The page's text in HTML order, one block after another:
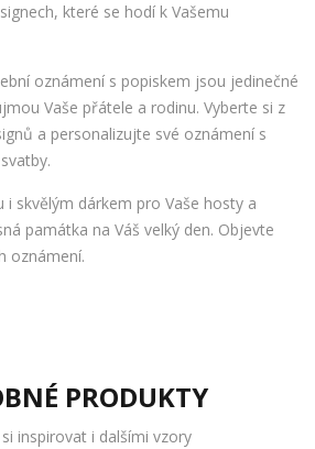
které se hodí k Vašemu
oznámení s popiskem jsou jedinečné
Vaše přátele a rodinu. Vyberte si z
a personalizujte své oznámení s
i skvělým dárkem pro Vaše hosty a
památka na Váš velký den. Objevte
oznámení.
PRODUKTY
inspirovat i dalšími vzory